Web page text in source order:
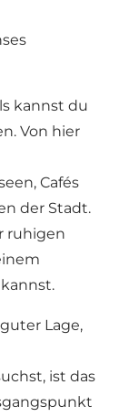
kannst du
Von hier
Cafés
der Stadt.
ruhigen
Lage,
ist das